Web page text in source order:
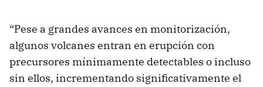
“Pese a grandes avances en monitorización,
algunos volcanes entran en erupción con
precursores mínimamente detectables o incluso
sin ellos, incrementando significativamente el